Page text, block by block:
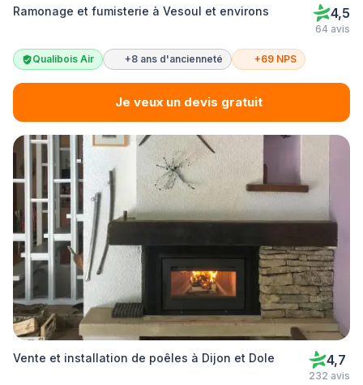
Ramonage et fumisterie à Vesoul et environs 4,5
64 avis
Qualibois Air +8 ans d'ancienneté +69 NPS
Je veux un devis gratuit
Vente et installation de poêles à Dijon et Dole 4,7
232 avis